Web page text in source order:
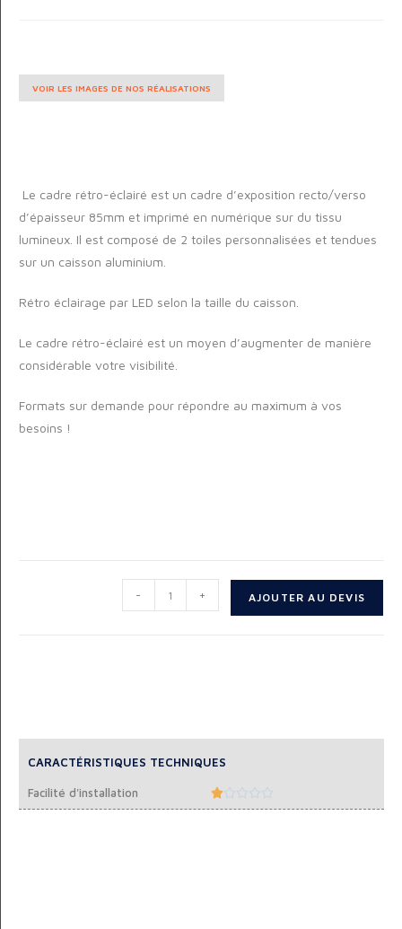
VOIR LES IMAGES DE NOS RÉALISATIONS
Le cadre rétro-éclairé est un cadre d’exposition recto/verso
d’épaisseur 85mm et imprimé en numérique sur du tissu
lumineux. Il est composé de 2 toiles personnalisées et tendues
sur un caisson aluminium.
Rétro éclairage par LED selon la taille du caisson.
Le cadre rétro-éclairé est un moyen d’augmenter de manière
considérable votre visibilité.
Formats sur demande pour répondre au maximum à vos
besoins !
- + AJOUTER AU DEVIS
CARACTÉRISTIQUES TECHNIQUES
Facilité d'installation 